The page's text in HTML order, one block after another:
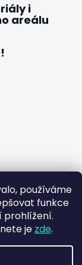
používáme
funkce
prohlížení.
je zde.
i
areálu